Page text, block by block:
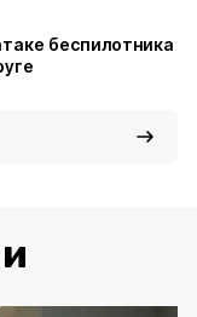
беспилотника